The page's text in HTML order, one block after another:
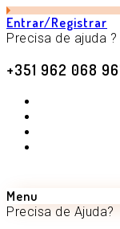
Entrar/Registrar
Precisa de ajuda ?
+351 962 068
Menu
Precisa de Ajuda?
O seu carrinho